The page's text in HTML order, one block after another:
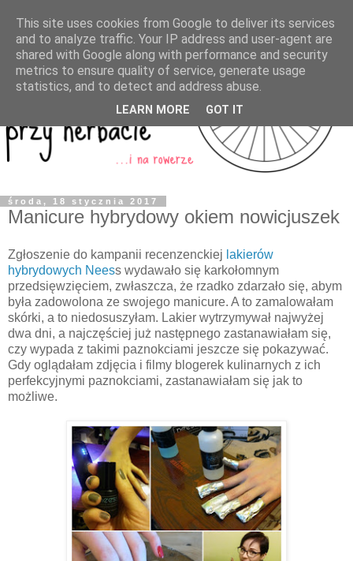
środa, 18 stycznia 2017
Manicure hybrydowy okiem nowicjuszek
Zgłoszenie do kampanii recenzenckiej lakierów
hybrydowych Neess wydawało się karkołomnym
przedsięwzięciem, zwłaszcza, że rzadko zdarzało się, abym
była zadowolona ze swojego manicure. A to zamalowałam
skórki, a to niedosuszyłam. Lakier wytrzymywał najwyżej
dwa dni, a najczęściej już następnego zastanawiałam się,
czy wypada z takimi paznokciami jeszcze się pokazywać.
Gdy oglądałam zdjęcia i filmy blogerek kulinarnych z ich
perfekcyjnymi paznokciami, zastanawiałam się jak to
możliwe.
This site uses cookies from Google to deliver its services
and to analyze traffic. Your IP address and user-agent are
shared with Google along with performance and security
metrics to ensure quality of service, generate usage
statistics, and to detect and address abuse.
LEARN MORE GOT IT